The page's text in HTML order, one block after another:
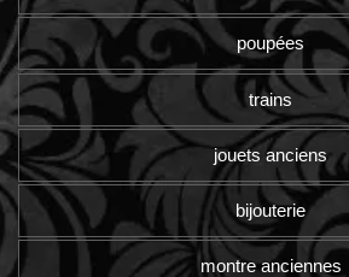
poupées
trains
jouets anciens
bijouterie
montre anciennes